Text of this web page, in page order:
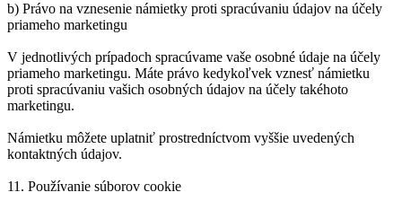
b) Právo na vznesenie námietky proti spracúvaniu údajov na účely
priameho marketingu
V jednotlivých prípadoch spracúvame vaše osobné údaje na účely
priameho marketingu. Máte právo kedykoľvek vznesť námietku
proti spracúvaniu vašich osobných údajov na účely takéhoto
marketingu.
Námietku môžete uplatniť prostredníctvom vyššie uvedených
kontaktných údajov.
11. Používanie súborov cookie